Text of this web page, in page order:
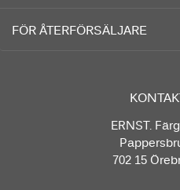
FÖR ÅTERFÖRSÄLJARE
ERNST.
702 15